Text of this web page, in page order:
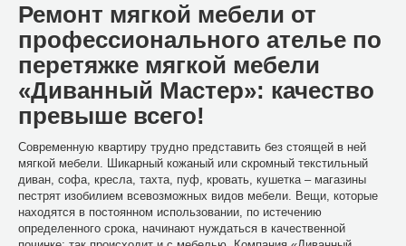
Ремонт мягкой мебели от
профессионального ателье по
перетяжке мягкой мебели
«Диванный Мастер»: качество
превыше всего!
Современную квартиру трудно представить без стоящей в ней
мягкой мебели. Шикарный кожаный или скромный текстильный
диван, софа, кресла, тахта, пуф, кровать, кушетка – магазины
пестрят изобилием всевозможных видов мебели. Вещи, которые
находятся в постоянном использовании, по истечению
определенного срока, начинают нуждаться в качественной